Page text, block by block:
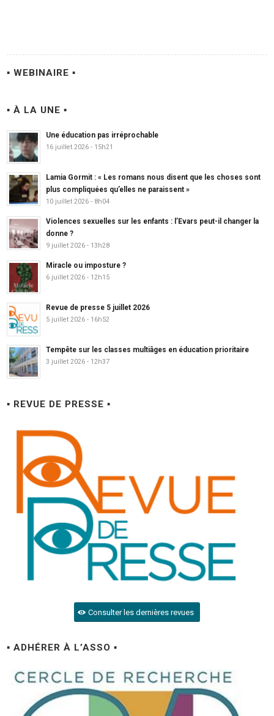
▪ WEBINAIRE ▪
▪ À LA UNE ▪
Une éducation pas irréprochable
16 juillet 2026 - 15h21
Lamia Gormit : « Les romans nous disent que les choses sont
plus compliquées qu’elles ne paraissent »
10 juillet 2026 - 8h04
Violences sexuelles sur les enfants : l’Evars peut-il changer la
donne ?
9 juillet 2026 - 13h28
Miracle ou imposture ?
6 juillet 2026 - 12h15
Revue de presse 5 juillet 2026
5 juillet 2026 - 16h52
Tempête sur les classes multiâges en éducation prioritaire
3 juillet 2026 - 12h37
▪ REVUE DE PRESSE ▪
Consulter les dernières revues
▪ ADHÉRER À L’ASSO ▪